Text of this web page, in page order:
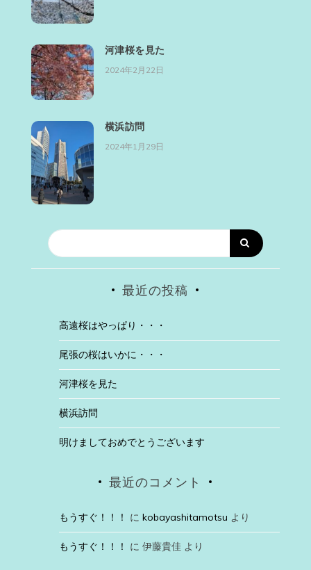
河津桜を見た
2024年2月22日
横浜訪問
2024年1月29日
最近の投稿
高遠桜はやっぱり・・・
尾張の桜はいかに・・・
河津桜を見た
横浜訪問
明けましておめでとうございます
最近のコメント
もうすぐ！！！ に kobayashitamotsu より
もうすぐ！！！ に 伊藤貴佳より